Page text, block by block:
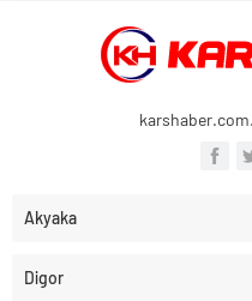
Akyaka
Digor